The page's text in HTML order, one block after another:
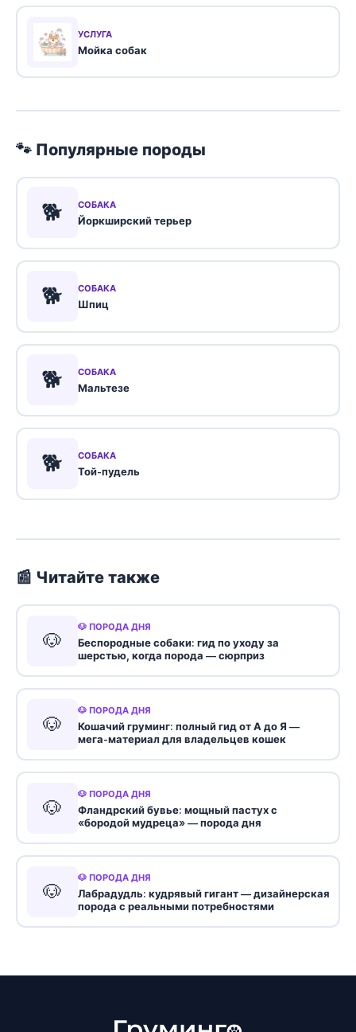
УСЛУГА
Мойка собак
🐾 Популярные породы
🐕 СОБАКА
Йоркширский терьер
🐕 СОБАКА
Шпиц
🐕 СОБАКА
Мальтезе
🐕 СОБАКА
Той-пудель
📰 Читайте также
🐶
🐶 ПОРОДА ДНЯ
Беспородные собаки: гид по уходу за
шерстью, когда порода — сюрприз
🐶
🐶 ПОРОДА ДНЯ
Кошачий груминг: полный гид от А до Я —
мега-материал для владельцев кошек
🐶
🐶 ПОРОДА ДНЯ
Фландрский бувье: мощный пастух с
«бородой мудреца» — порода дня
🐶
🐶 ПОРОДА ДНЯ
Лабрадудль: кудрявый гигант — дизайнерская
порода с реальными потребностями